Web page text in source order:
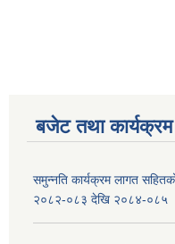
बजेट तथा कार्यक्रम
समुन्नति कार्यक्रम लागत
२०८२-०८३ देखि २०८४-०८५